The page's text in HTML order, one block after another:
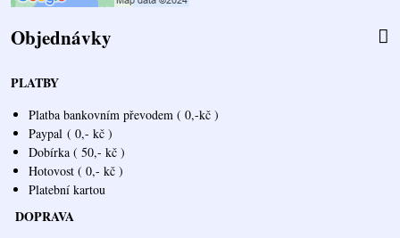
Objednávky
PLATBY
Platba bankovním převodem ( 0,-kč )
Paypal ( 0,- kč )
Dobírka ( 50,- kč )
Hotovost ( 0,- kč )
Platební kartou
DOPRAVA